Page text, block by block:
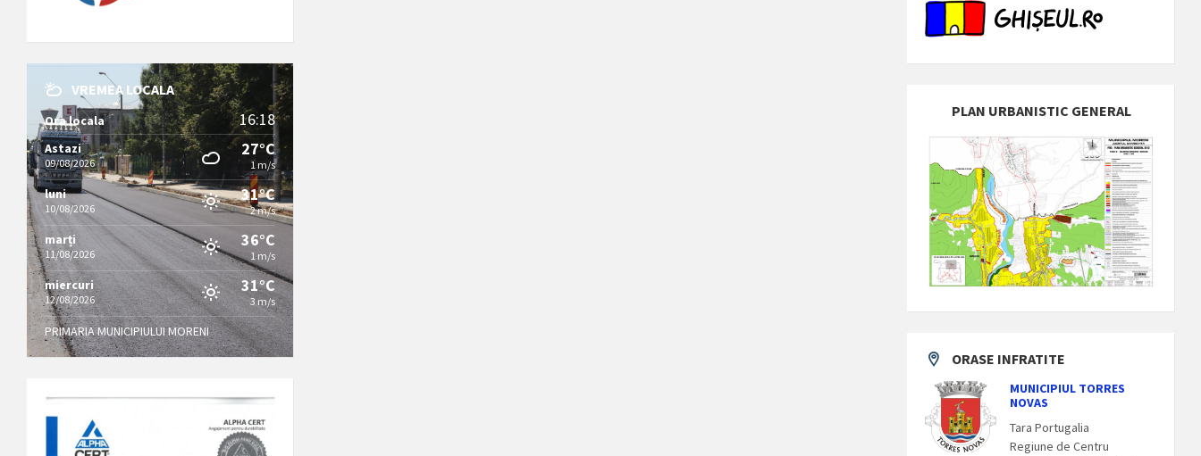
VREMEA LOCALA
Ora locala 16:18
Astazi
09/08/2026
27°C
1 m/s
luni
10/08/2026
31°C
2 m/s
marți
11/08/2026
36°C
1 m/s
miercuri
12/08/2026
31°C
3 m/s
PRIMARIA MUNICIPIULUI MORENI
PLAN URBANISTIC GENERAL
ORASE INFRATITE
MUNICIPIUL TORRES
NOVAS
Tara Portugalia
Regiune de Centru